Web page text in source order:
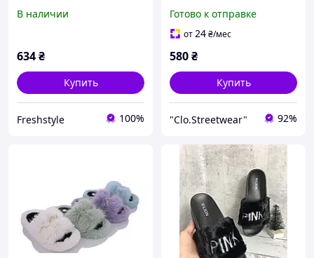
мягкие, теплые и
В наличии
634₴
Купить
Freshstyle 100%
Готово к отправке
от24₴/мес
580₴
Купить
"Clo.Streetwear" 92%